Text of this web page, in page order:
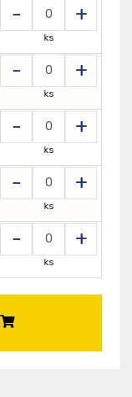
- +
ks
- +
ks
- +
ks
- +
ks
- +
ks